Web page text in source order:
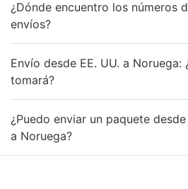
¿Dónde encuentro los números
envíos?
Envío desde EE. UU. a
tomará?
¿Puedo enviar un paquete
a Noruega?